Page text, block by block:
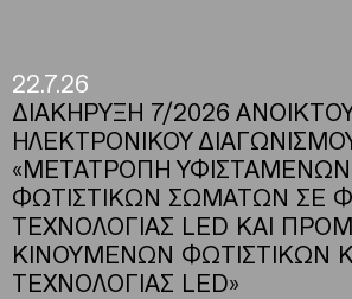
22.7.26
ΔΙΑΚΗΡΥΞΗ 7/2026
ΗΛΕΚΤΡΟΝΙΚΟΥ
«ΜΕΤΑΤΡΟΠΗ
ΦΩΤΙΣΤΙΚΩΝ ΣΩΜΑΤΩΝ ΣΕ
ΤΕΧΝΟΛΟΓΙΑΣ LED ΚΑΙ
ΚΙΝΟΥΜΕΝΩΝ ΦΩΤΙΣΤΙΚΩΝ
ΤΕΧΝΟΛΟΓΙΑΣ LED»